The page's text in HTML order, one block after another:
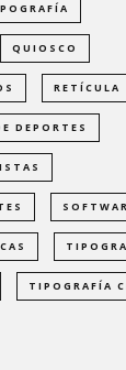
QUIOSCO
RETÍCULA
DEPORTES
TIPOGRAFÍA